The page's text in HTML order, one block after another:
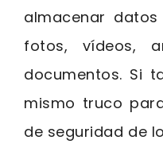
almacenar
fotos, vídeos,
documentos. Si
mismo truco
de seguridad de